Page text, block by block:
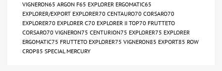
VIGNERON65 ARGON F65 EXPLORER ERGOMATIC65
EXPLORER/EXPORT EXPLORER70 CENTAURO70 CORSARO70
EXPLORER70 EXPLORER C70 EXPLORER II TOP70 FRUTTETO
CORSARO70 VIGNERON75 CENTURION75 EXPLORER75 EXPLORER
ERGOMATIC75 FRUTTETO EXPLORER75 VIGNERON85 EXPORT85 ROW
CROP85 SPECIAL MERCURY